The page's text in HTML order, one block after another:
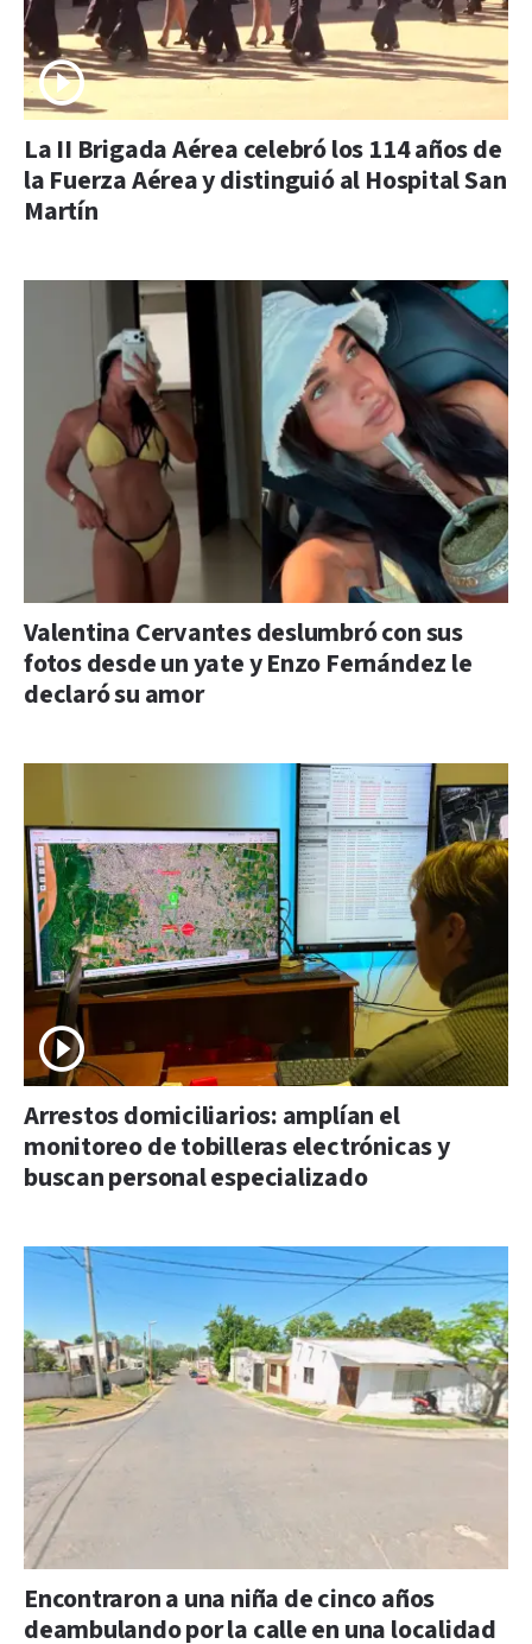
La II Brigada Aérea celebró los 114 años de
la Fuerza Aérea y distinguió al Hospital San
Martín
Valentina Cervantes deslumbró con sus
fotos desde un yate y Enzo Fernández le
declaró su amor
Arrestos domiciliarios: amplían el
monitoreo de tobilleras electrónicas y
buscan personal especializado
Encontraron a una niña de cinco años
deambulando por la calle en una localidad